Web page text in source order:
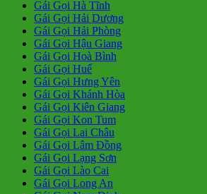
Gái Gọi Hà Tĩnh
Gái Gọi Hải Dương
Gái Gọi Hải Phòng
Gái Gọi Hậu Giang
Gái Gọi Hoà Bình
Gái Gọi Huế
Gái Gọi Hưng Yên
Gái Gọi Khánh Hòa
Gái Gọi Kiên Giang
Gái Gọi Kon Tum
Gái Gọi Lai Châu
Gái Gọi Lâm Đồng
Gái Gọi Lạng Sơn
Gái Gọi Lào Cai
Gái Gọi Long An